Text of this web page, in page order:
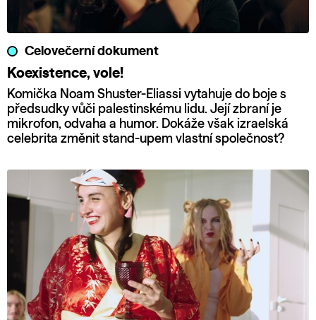
Celovečerní dokument
Koexistence, vole!
Komička Noam Shuster-Eliassi vytahuje do boje s
předsudky vůči palestinskému lidu. Její zbraní je
mikrofon, odvaha a humor. Dokáže však izraelská
celebrita změnit stand-upem vlastní společnost?